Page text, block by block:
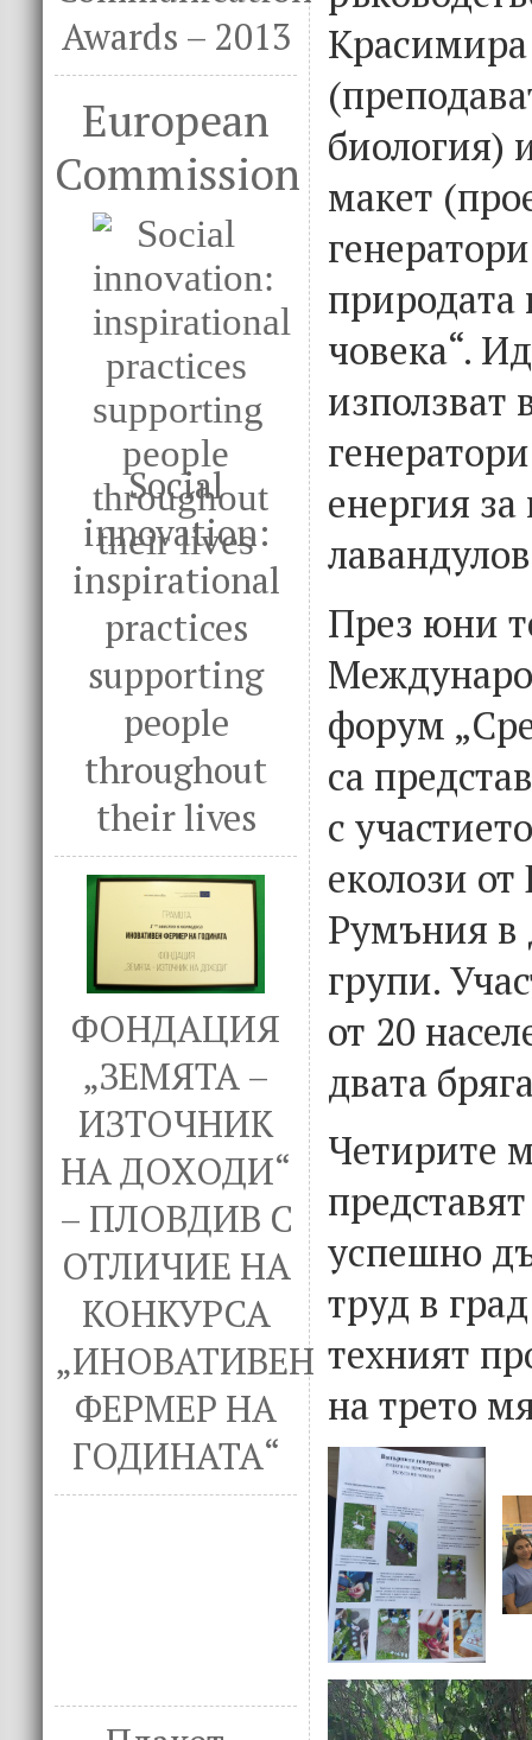
Awards – 2013
European
Commission
Social
innovation:
inspirational
practices
supporting
people
throughout
their lives
ФОНДАЦИЯ
„ЗЕМЯТА –
ИЗТОЧНИК
НА ДОХОДИ“
– ПЛОВДИВ С
ОТЛИЧИЕ НА
КОНКУРСА
„ИНОВАТИВЕН
ФЕРМЕР НА
ГОДИНАТА“
биология)
макет
природата
човека“.
използват
енергия
През юни
форум
са
с
еколози
Румъния в
групи.
от 20
двата
Четирите
успешно
труд в
техният
на трето